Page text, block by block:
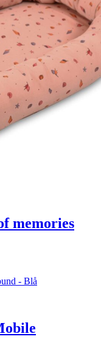
memories